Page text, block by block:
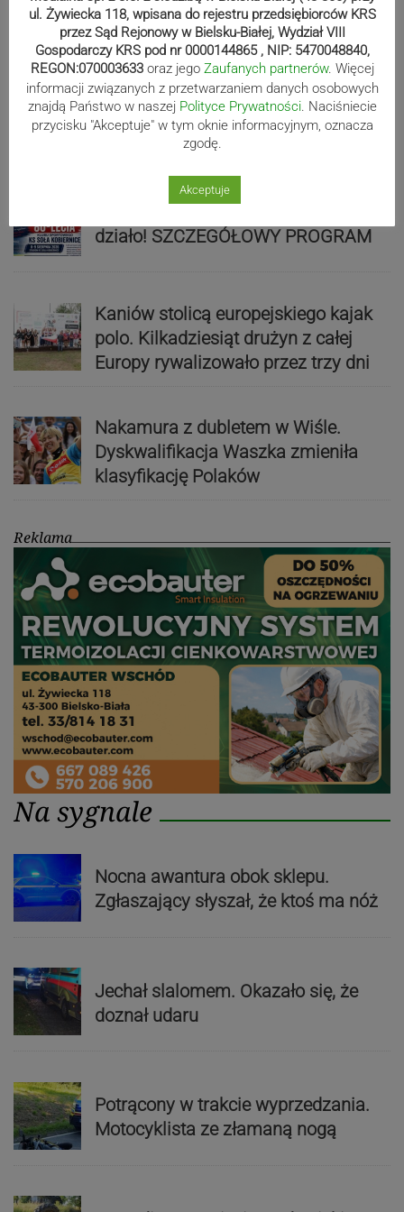
ZDJĘCIA
Bracia Szejowie ruszają po kolejne
punkty. Liderzy mistrzostw
wystartują w Rajdzie Rzeszowskim
działo! SZCZEGÓŁOWY PROGRAM
Kaniów stolicą europejskiego kajak
polo. Kilkadziesiąt drużyn z całej
Europy rywalizowało przez trzy dni
Nakamura z dubletem w Wiśle.
Dyskwalifikacja Waszka zmieniła
klasyfikację Polaków
Reklama
Na sygnale
Nocna awantura obok sklepu.
Zgłaszający słyszał, że ktoś ma nóż
Jechał slalomem. Okazało się, że
doznał udaru
Potrącony w trakcie wyprzedzania.
Motocyklista ze złamaną nogą
ul. Żywiecka 118, wpisana do rejestru przedsiębiorców KRS
przez Sąd Rejonowy w Bielsku-Białej, Wydział VIII
Gospodarczy KRS pod nr 0000144865 , NIP: 5470048840,
REGON:070003633 oraz jego Zaufanych partnerów. Więcej
informacji związanych z przetwarzaniem danych osobowych
znajdą Państwo w naszej Polityce Prywatności. Naciśniecie
przycisku "Akceptuje" w tym oknie informacyjnym, oznacza
zgodę.
Akceptuje